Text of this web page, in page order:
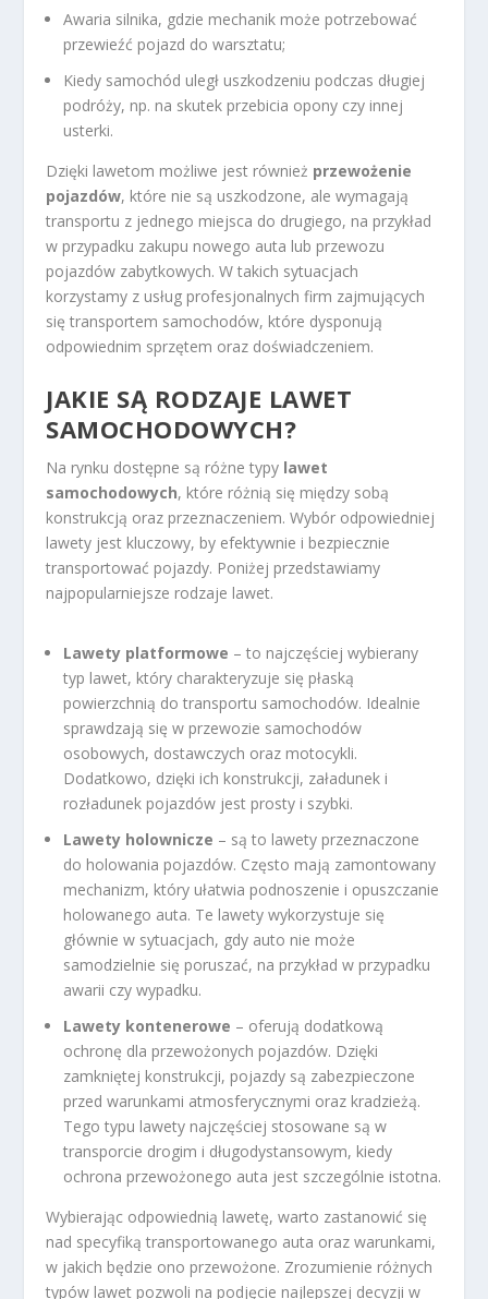
Awaria silnika, gdzie mechanik może potrzebować
przewieźć pojazd do warsztatu;
Kiedy samochód uległ uszkodzeniu podczas długiej
podróży, np. na skutek przebicia opony czy innej
usterki.
Dzięki lawetom możliwe jest również przewożenie
pojazdów, które nie są uszkodzone, ale wymagają
transportu z jednego miejsca do drugiego, na przykład
w przypadku zakupu nowego auta lub przewozu
pojazdów zabytkowych. W takich sytuacjach
korzystamy z usług profesjonalnych firm zajmujących
się transportem samochodów, które dysponują
odpowiednim sprzętem oraz doświadczeniem.
JAKIE SĄ RODZAJE LAWET
SAMOCHODOWYCH?
Na rynku dostępne są różne typy lawet
samochodowych, które różnią się między sobą
konstrukcją oraz przeznaczeniem. Wybór odpowiedniej
lawety jest kluczowy, by efektywnie i bezpiecznie
transportować pojazdy. Poniżej przedstawiamy
najpopularniejsze rodzaje lawet.
Lawety platformowe – to najczęściej wybierany
typ lawet, który charakteryzuje się płaską
powierzchnią do transportu samochodów. Idealnie
sprawdzają się w przewozie samochodów
osobowych, dostawczych oraz motocykli.
Dodatkowo, dzięki ich konstrukcji, załadunek i
rozładunek pojazdów jest prosty i szybki.
Lawety holownicze – są to lawety przeznaczone
do holowania pojazdów. Często mają zamontowany
mechanizm, który ułatwia podnoszenie i opuszczanie
holowanego auta. Te lawety wykorzystuje się
głównie w sytuacjach, gdy auto nie może
samodzielnie się poruszać, na przykład w przypadku
awarii czy wypadku.
Lawety kontenerowe – oferują dodatkową
ochronę dla przewożonych pojazdów. Dzięki
zamkniętej konstrukcji, pojazdy są zabezpieczone
przed warunkami atmosferycznymi oraz kradzieżą.
Tego typu lawety najczęściej stosowane są w
transporcie drogim i długodystansowym, kiedy
ochrona przewożonego auta jest szczególnie istotna.
Wybierając odpowiednią lawetę, warto zastanowić się
nad specyfiką transportowanego auta oraz warunkami,
w jakich będzie ono przewożone. Zrozumienie różnych
typów lawet pozwoli na podjęcie najlepszej decyzji w